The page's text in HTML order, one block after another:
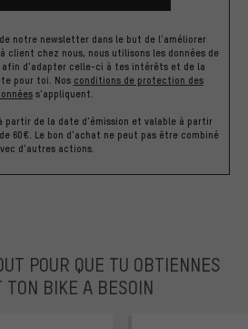
notre newsletter dans le but de l'améliorer
client chez nous, nous utilisons les données de
afin d'adapter celle-ci à tes intérêts et de la
pour toi. Nos conditions de protection des
s'appliquent.
partir de la date d'émission et valable à partir
60€. Le bon d'achat ne peut pas être combiné
d'autres actions.
POUR QUE TU OBTIENNES
TON BIKE A BESOIN